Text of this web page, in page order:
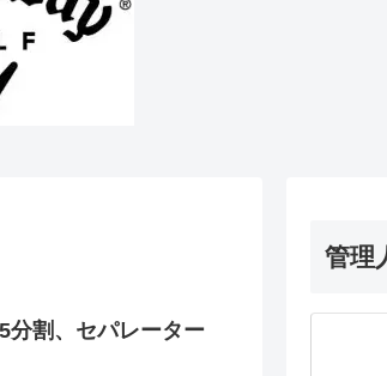
分割、セパレーター
管理